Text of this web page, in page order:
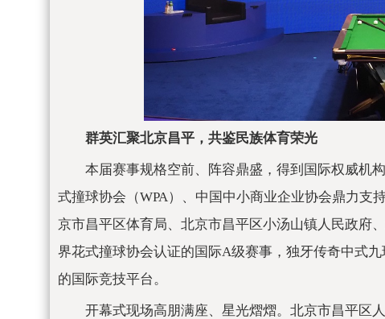
群英汇聚北京昌平，共鉴民族体育荣光
本届赛事规格空前、阵容鼎盛，得到国际权威机
式撞球协会（WPA）、 中国中小商业企业协会鼎力支
京市昌平区体育局、北京市昌平区小汤山镇 人民政府
界花式撞球协会认证的国际A级赛事，独牙传奇中式
的国际竞技平台。
开幕式现场高朋满座、星光熠熠。北京市昌平区